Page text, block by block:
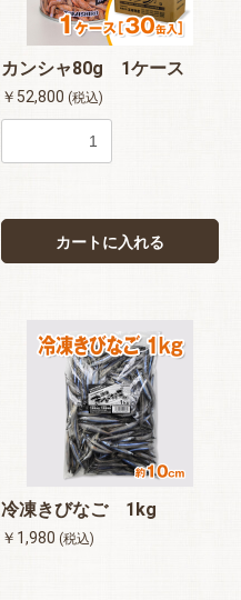
カンシャ80g 1ケース
￥52,800 (税込)
カートに入れる
冷凍きびなご 1kg
￥1,980 (税込)